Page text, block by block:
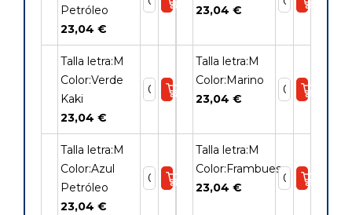
Petróleo
23,04 €
23,04 €
Talla letra:M
Color:Verde
Kaki
23,04 €
Talla letra:M
Color:Marino
23,04 €
Talla letra:M
Color:Azul
Petróleo
23,04 €
Talla letra:M
Color:Frambuesa
23,04 €